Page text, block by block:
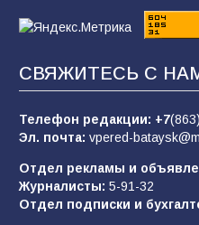
заявления Киева о
отчаяние, а не
79 02.08.2026
Батайские школьники
образовательного
СВЯЖИТЕСЬ С
Телефон редакции: +7
Эл. почта: vpered-
Отдел рекламы и
Журналисты: 5-91-32
Отдел подписки и